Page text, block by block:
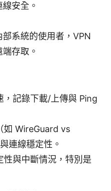
安全。
系統的使用者，VPN
存取。
，記錄下載/上傳與 Ping
如 WireGuard vs
連線穩定性。
性與中斷情況，特別是